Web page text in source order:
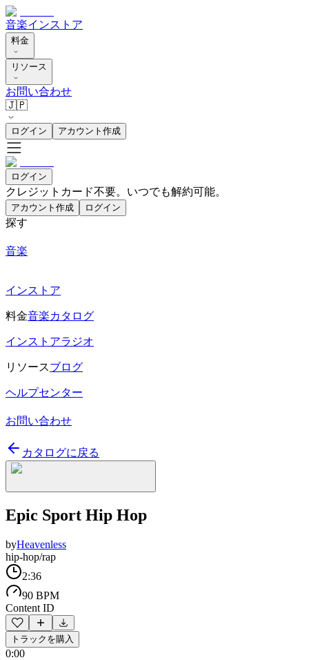
音楽インストア
料金
リソース
お問い合わせ
🇯🇵
ログイン アカウント作成
ログイン
クレジットカード不要。いつでも解約可能。
アカウント作成 ログイン
探す
音楽
インストア
料金音楽カタログ
インストアラジオ
リソースブログ
ヘルプセンター
お問い合わせ
カタログに戻る
Epic Sport Hip Hop
byHeavenless
hip-hop/rap
2:36
90 BPM
Content ID
トラックを購入
0:00